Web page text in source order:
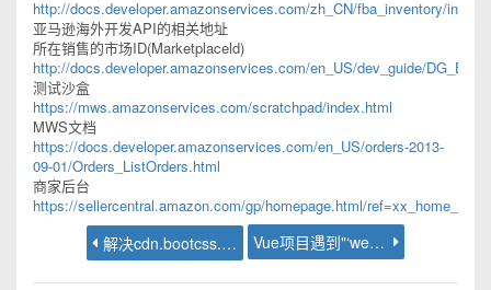
http://docs.developer.amazonservices.com/zh_CN/fba_inventory/
亚马逊海外开发API的相关地址
所在销售的市场ID(Marketplaceld)
http://docs.developer.amazonservices.com/en_US/dev_guide/
测试沙盒
https://mws.amazonservices.com/scratchpad/index.html
MWS文档
https://docs.developer.amazonservices.com/en_US/orders-2013-
09-01/Orders_ListOrders.html
商家后台
https://sellercentral.amazon.com/gp/homepage.html/
解决cdn.bootcss.com无法正常访问 Vue项目遇到"‘webpack-dev-server’不是内部或外部命令..."错误